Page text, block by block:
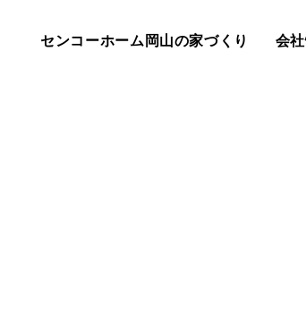
センコーホーム岡山の家づくり 会